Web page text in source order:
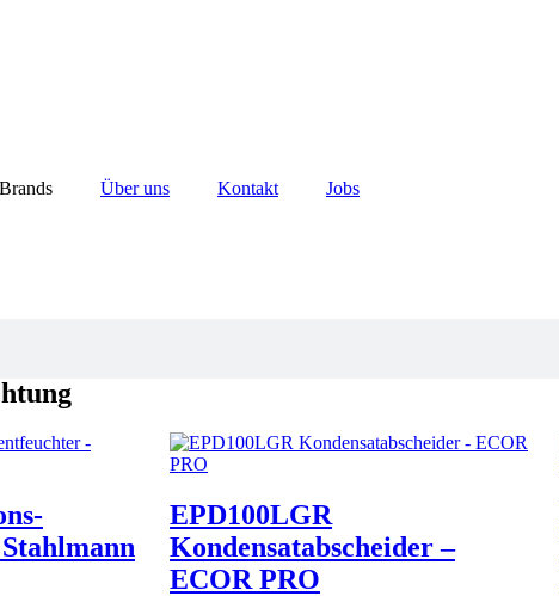
Brands Über uns Kontakt Jobs
EPD100LGR
Kondensatabscheider –
ECOR PRO